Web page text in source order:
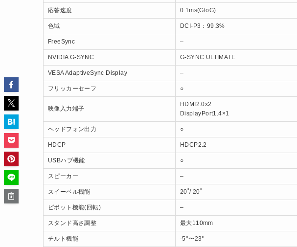
応答速度 0.1ms(GtoG)
色域 DCI-P3：99.3%
FreeSync –
NVIDIA G-SYNC G-SYNC ULTIMATE
VESA AdaptiveSync Display –
フリッカーセーフ ○
映像入力端子
HDMI2.0x2
DisplayPort1.4×1
ヘッドフォン出力 ○
HDCP HDCP2.2
USBハブ機能 ○
スピーカー –
スイーベル機能 20˚/ 20˚
ピボット機能(回転) –
スタンド高さ調整 最大110mm
チルト機能 -5°〜23°